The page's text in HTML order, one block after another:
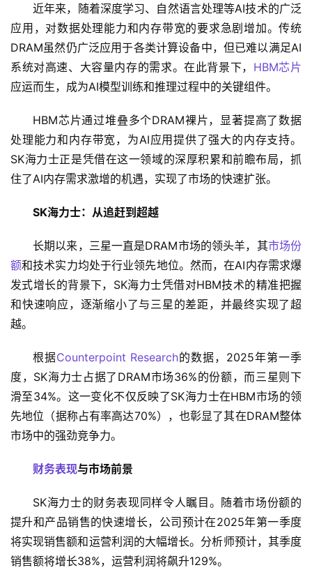
近年来，随着深度学习、自然语言处理等AI技术的广泛
应用，对数据处理能力和内存带宽的要求急剧增加。传统
DRAM虽然仍广泛应用于各类计算设备中，但已难以满足AI
系统对高速、大容量内存的需求。在此背景下， HBM芯片
应运而生，成为AI模型训练和推理过程中的关键组件。
HBM芯片通过堆叠多个DRAM裸片，显著提高了数据
处理能力和内存带宽，为AI应用提供了强大的内存支持。
SK海力士正是凭借在这一领域的深厚积累和前瞻布局，抓
住了AI内存需求激增的机遇，实现了市场的快速扩张。
SK海力士：从追赶到超越
长期以来，三星一直是DRAM市场的领头羊，其市场份
额和技术实力均处于行业领先地位。然而，在AI内存需求爆
发式增长的背景下，SK海力士凭借对HBM技术的精准把握
和快速响应，逐渐缩小了与三星的差距，并最终实现了超
越。
根据Counterpoint Research的数据，2025年第一季
度，SK海力士占据了DRAM市场36%的份额，而三星则下
滑至34%。这一变化不仅反映了SK海力士在HBM市场的领
先地位（据称占有率高达70%），也彰显了其在DRAM整体
市场中的强劲竞争力。
财务表现与市场前景
SK海力士的财务表现同样令人瞩目。随着市场份额的
提升和产品销售的快速增长，公司预计在2025年第一季度
将实现销售额和运营利润的大幅增长。分析师预计，其季度
销售额将增长38%，运营利润将飙升129%。